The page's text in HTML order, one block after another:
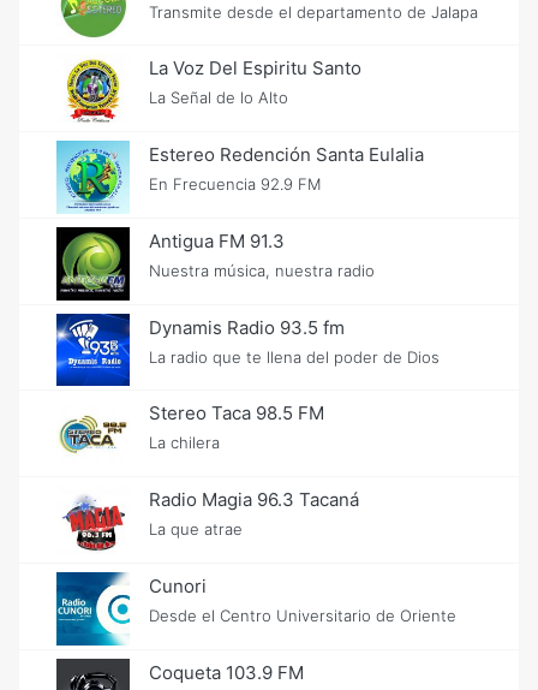
Transmite desde el departamento de Jalapa
La Voz Del Espiritu Santo
La Señal de lo Alto
Estereo Redención Santa Eulalia
En Frecuencia 92.9 FM
Antigua FM 91.3
Nuestra música, nuestra radio
Dynamis Radio 93.5 fm
La radio que te llena del poder de Dios
Stereo Taca 98.5 FM
La chilera
Radio Magia 96.3 Tacaná
La que atrae
Cunori
Desde el Centro Universitario de Oriente
Coqueta 103.9 FM